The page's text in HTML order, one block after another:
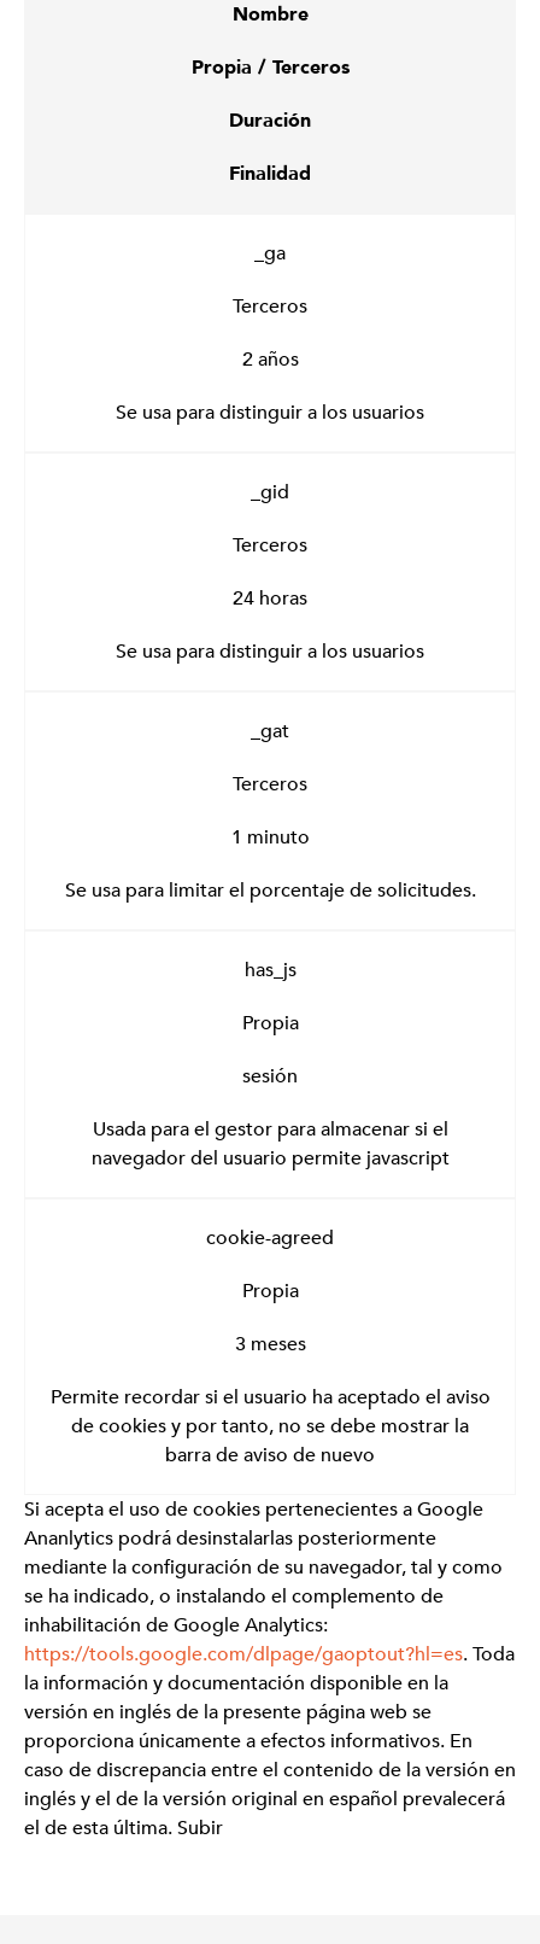
Nombre
Propia / Terceros
Duración
Finalidad
_ga
Terceros
2 años
Se usa para distinguir a los usuarios
_gid
Terceros
24 horas
Se usa para distinguir a los usuarios
_gat
Terceros
1 minuto
Se usa para limitar el porcentaje de solicitudes.
has_js
Propia
sesión
Usada para el gestor para almacenar si el
navegador del usuario permite javascript
cookie-agreed
Propia
3 meses
Permite recordar si el usuario ha aceptado el aviso
de cookies y por tanto, no se debe mostrar la
barra de aviso de nuevo
Si acepta el uso de cookies pertenecientes a Google
Ananlytics podrá desinstalarlas posteriormente
mediante la configuración de su navegador, tal y como
se ha indicado, o instalando el complemento de
inhabilitación de Google Analytics:
https://tools.google.com/dlpage/gaoptout?hl=es. Toda
la información y documentación disponible en la
versión en inglés de la presente página web se
proporciona únicamente a efectos informativos. En
caso de discrepancia entre el contenido de la versión en
inglés y el de la versión original en español prevalecerá
el de esta última. Subir